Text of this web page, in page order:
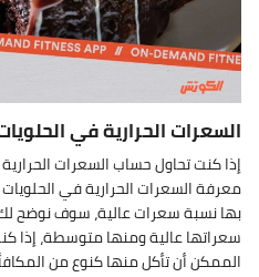
السعرات الحرارية في
إذا كنت تحاول حساب السعرات
معرفة السعرات الحرارية في
بها نسبة سعرات عالية، سوف نوضح
سعراتها عالية ومنها متوسطة، إذا
الممكن أن تأكل منها كنوع من